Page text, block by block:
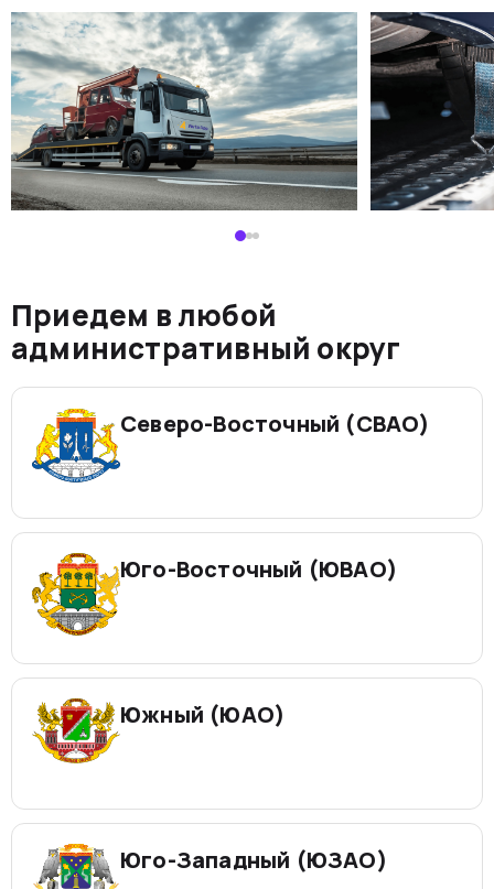
Приедем в любой
административный округ
Северо-Восточный (СВАО)
Юго-Восточный (ЮВАО)
Южный (ЮАО)
Юго-Западный (ЮЗАО)